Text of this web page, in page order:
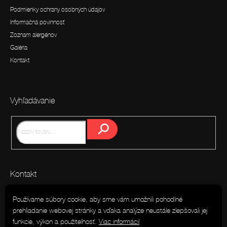
Používame súbory cookie, aby sme vám umožnili pohodlné
prehliadanie webovej stránky a vďaka analýze neustále zlepšovali jej
funkcie, výkon a použiteľnosť. Viac informácií
Podmienky ochrany osobných údajov
Informačná povinnosť
Zoznam alergénov
Galéria
Kontakt
Vyhľadávanie
Kontakt
info easy-catering.sk
0910 774 579